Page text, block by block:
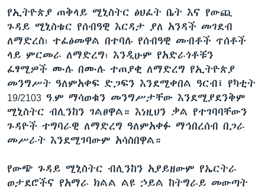
የኢትዮጵያ ጠቅላይ ሚኒስትር ፅህፈት ቤት እና የውጪ
ጉዳይ ሚኒስቴር የሰብዓዊ እርዳታ ያለ አንዳች መገደብ
ለማድረስ፣ ተፈፅመዋል በተባሉ የሰብዓዊ መብቶች ጥሰቶች
ላይ ምርመራ ለማድረግ፣ እንዲሁም የአድራጎቶቹን
ፈፃሚዎች ሙሉ በሙሉ ተጠያቂ ለማድረግ የኢትዮጵያ
መንግሥት ዓለምአቀፍ ድጋፍን እንደሚቀበል ዓርብ፤ የካቲት
19/2103 ዓ.ም ማሳወቁን መንግሥታቸው እንደሚያደንቅም
ሚኒስትር ብሊንከን ገልፀዋል። እነዚህን ቃል የተገባባቸውን
ጉዳዮች ተግባራዊ ለማድረግ ዓለምአቀፉ ማኅበረሰብ በጋራ
መሥራት እንደሚገባውም አሳስበዋል።
የውጭ ጉዳይ ሚኒስትር ብሊንከን አያይዘውም የኤርትራ
ወታደሮችና የአማራ ክልል ልዩ ኃይል ከትግራይ መውጣት